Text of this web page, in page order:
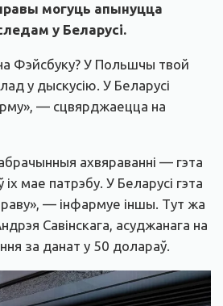
могуць апынуцца
у Беларусі.
Фэйсбуку? У Польшчы твой
у дыскусію. У Беларусі
— сцвярджаецца на
ахвяраванні — гэта
мае патрэбу. У Беларусі гэта
— інфармуе іншы. Тут жа
Савінскага, асуджанага на
за данат у 50 долараў.